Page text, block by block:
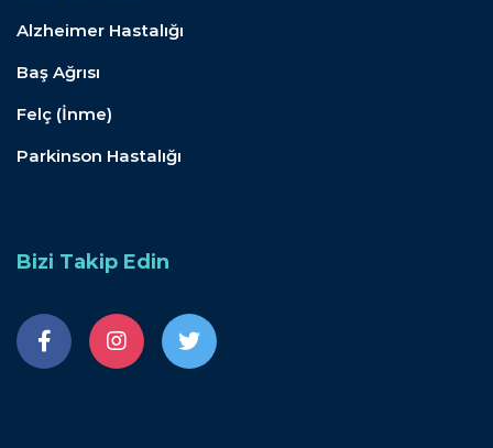
Alzheimer Hastalığı
Baş Ağrısı
Felç (İnme)
Parkinson Hastalığı
Bizi Takip Edin